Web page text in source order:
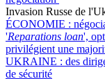
Invasion Russe de
ÉCONOMIE :
'Reparations loan',
privilégient une
UKRAINE : des
de sécurité